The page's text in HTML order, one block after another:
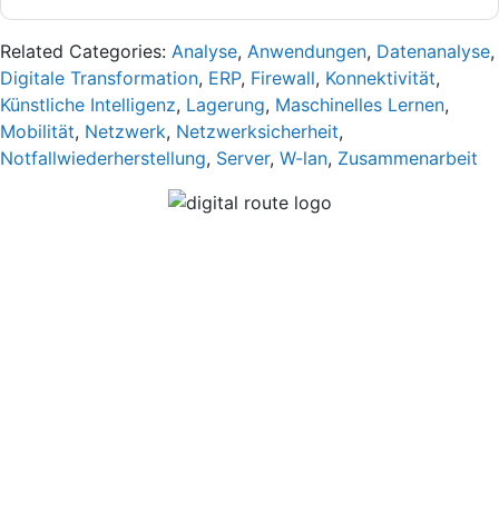
Related Categories: Analyse, Anwendungen, Datenanalyse,
Digitale Transformation, ERP, Firewall, Konnektivität,
Künstliche Intelligenz, Lagerung, Maschinelles Lernen,
Mobilität, Netzwerk, Netzwerksicherheit,
Notfallwiederherstellung, Server, W-lan, Zusammenarbeit